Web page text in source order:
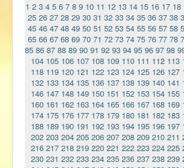
Ермаковополе.рф
1 2 3 4 5 6 7 8 9 10 11 12 13 14 15 16 17 18
25 26 27 28 29 30 31 32 33 34 35 36 37 38
45 46 47 48 49 50 51 52 53 54 55 56 57 58
65 66 67 68 69 70 71 72 73 74 75 76 77 78
85 86 87 88 89 90 91 92 93 94 95 96 97 98
104 105 106 107 108 109 110 111 112 113
118 119 120 121 122 123 124 125 126 127
132 133 134 135 136 137 138 139 140 141
146 147 148 149 150 151 152 153 154 155
160 161 162 163 164 165 166 167 168 169
174 175 176 177 178 179 180 181 182 183
188 189 190 191 192 193 194 195 196 197
202 203 204 205 206 207 208 209 210 211
216 217 218 219 220 221 222 223 224 225
230 231 232 233 234 235 236 237 238 239